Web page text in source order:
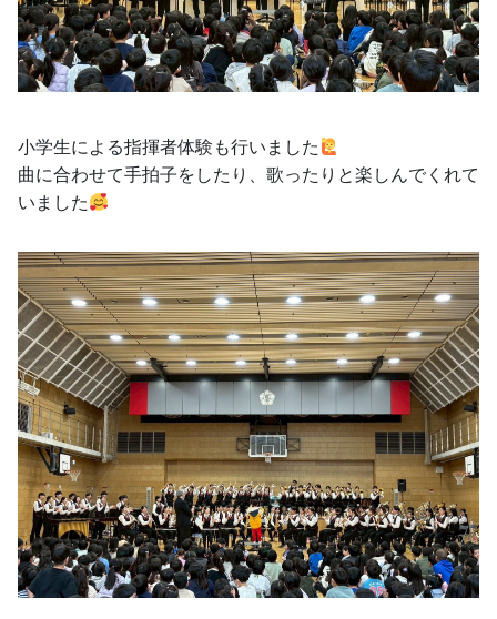
小学生による指揮者体験も行いました
曲に合わせて手拍子をしたり、歌ったりと楽しんでくれて
いました